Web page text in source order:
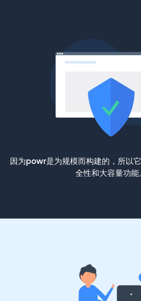
因为powr是为规模而构建的，所以
全性和大容量功能。